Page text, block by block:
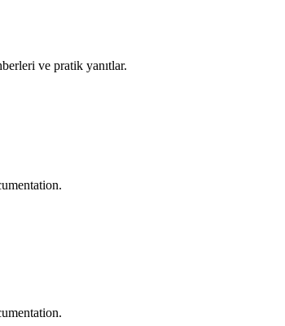
ve pratik yanıtlar.